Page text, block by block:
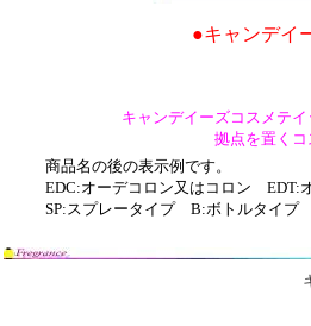
●キャンデイ
キャンデイーズコスメテ
拠点を置く
商品名の後の表示例です。
EDC:オーデコロン又はコロン EDT:
SP:スプレータイプ B:ボトルタイプ